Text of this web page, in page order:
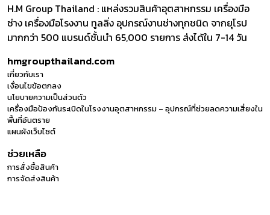
H.M Group Thailand : แหล่งรวมสินค้าอุตสาหกรรม เครื่องมือ
ช่าง เครื่องมือโรงงาน ทูลลิ่ง อุปกรณ์งานช่างทุกชนิด จากยุโรป
มากกว่า 500 แบรนด์ชั้นนำ 65,000 รายการ ส่งได้ใน 7-14 วัน
hmgroupthailand.com
เกี่ยวกับเรา
เงื่อนไขข้อตกลง
นโยบายความเป็นส่วนตัว
เครื่องมือป้องกันระเบิดในโรงงานอุตสาหกรรม – อุปกรณ์ที่ช่วยลดความเสี่ยงใน
พื้นที่อันตราย
แผนผังเว็บไซต์
ช่วยเหลือ
การสั่งซื้อสินค้า
การจัดส่งสินค้า